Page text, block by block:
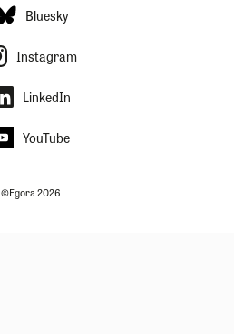
Bluesky
Instagram
LinkedIn
YouTube
©Egora 2026